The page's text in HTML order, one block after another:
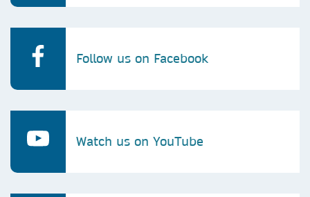
Follow us on Facebook
Watch us on YouTube